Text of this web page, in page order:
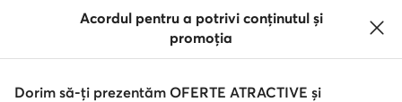
Acordul pentru a potrivi conținutul și
promoția
Dorim să-ți prezentăm OFERTE ATRACTIVE și